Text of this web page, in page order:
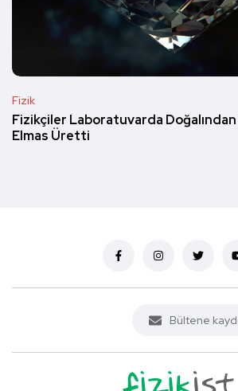
Fizik
Fizikçiler Laboratuvarda
Elmas Üretti